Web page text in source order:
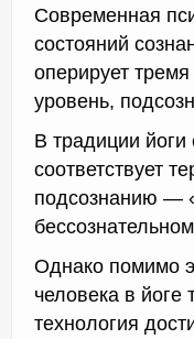
Триггерные
Современная
состояний
оперирует
уровень,
В традиции йоги
соответствует
подсознанию —
Однако помимо
человека в йоге
технология